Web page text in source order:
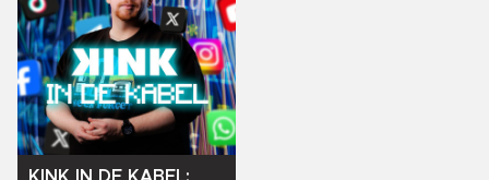
KINK IN DE KABEL: